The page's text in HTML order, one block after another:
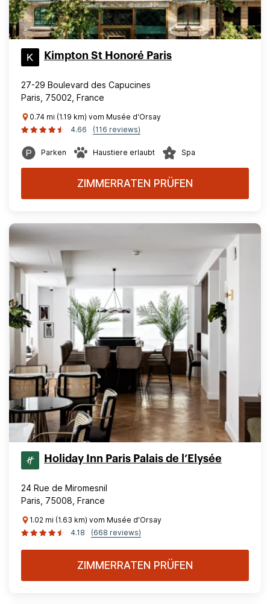
Kimpton St Honoré Paris
27-29 Boulevard des Capucines
Paris, 75002, France
0.74 mi (1.19 km) vom Musée d'Orsay
4.66
(116 reviews)
Parken Haustiere erlaubt Spa
ZIMMERRATEN PRÜFEN
Holiday Inn Paris Palais de l’Elysée
24 Rue de Miromesnil
Paris, 75008, France
1.02 mi (1.63 km) vom Musée d'Orsay
4.18
(668 reviews)
ZIMMERRATEN PRÜFEN